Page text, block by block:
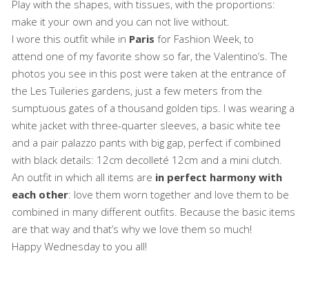
Play with the shapes, with tissues, with the proportions:
make it your own and you can not live without.
I wore this outfit while in Paris for Fashion Week, to
attend one of my favorite show so far, the Valentino’s. The
photos you see in this post were taken at the entrance of
the Les Tuileries gardens, just a few meters from the
sumptuous gates of a thousand golden tips. I was wearing a
white jacket with three-quarter sleeves, a basic white tee
and a pair palazzo pants with big gap, perfect if combined
with black details: 12cm decolleté 12cm and a mini clutch.
An outfit in which all items are in perfect harmony with
each other: love them worn together and love them to be
combined in many different outfits. Because the basic items
are that way and that’s why we love them so much!
Happy Wednesday to you all!